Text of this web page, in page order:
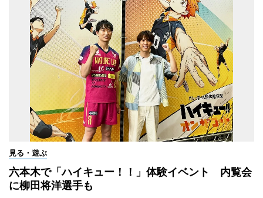
見る・遊ぶ
六本木で「ハイキュー！！」体験イベント 内覧会
に柳田将洋選手も